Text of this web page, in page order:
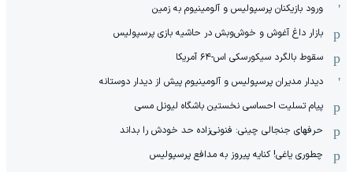
ورود بازیکنان پرسپولیس و آلومینیوم به زمین
بازار داغ آغوش و خوش‌و‌بش در حاشیه بازی پرسپولیس
سقوط بالگرد سیکورسکی اس-۶۴ آمریکا
دیدار مدیران پرسپولیس و آلومینیوم پیش از دیدار دوستانه
پیام تسلیت احساسی نخستین باشگاه لیونل مسی
حرفهای جنجالی چینی: فنونی‌زاده حد خودش را بداند
چطوری یاغی! کنایه پیروز به مدافع پرسپولیس